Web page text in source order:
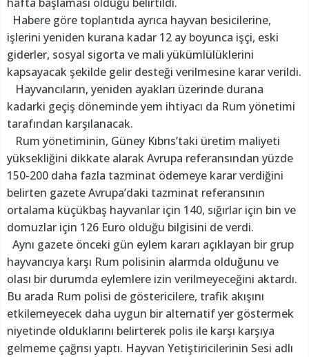
hafta başlaması olduğu belirtildi.
Habere göre toplantıda ayrıca hayvan besicilerine,
işlerini yeniden kurana kadar 12 ay boyunca işçi, eski
giderler, sosyal sigorta ve mali yükümlülüklerini
kapsayacak şekilde gelir desteği verilmesine karar verildi.
Hayvancıların, yeniden ayakları üzerinde durana
kadarki geçiş döneminde yem ihtiyacı da Rum yönetimi
tarafından karşılanacak.
Rum yönetiminin, Güney Kıbrıs’taki üretim maliyeti
yüksekliğini dikkate alarak Avrupa referansından yüzde
150-200 daha fazla tazminat ödemeye karar verdiğini
belirten gazete Avrupa’daki tazminat referansının
ortalama küçükbaş hayvanlar için 140, sığırlar için bin ve
domuzlar için 126 Euro olduğu bilgisini de verdi.
Aynı gazete önceki gün eylem kararı açıklayan bir grup
hayvancıya karşı Rum polisinin alarmda olduğunu ve
olası bir durumda eylemlere izin verilmeyeceğini aktardı.
Bu arada Rum polisi de göstericilere, trafik akışını
etkilemeyecek daha uygun bir alternatif yer göstermek
niyetinde olduklarını belirterek polis ile karşı karşıya
gelmeme çağrısı yaptı. Hayvan Yetiştiricilerinin Sesi adlı